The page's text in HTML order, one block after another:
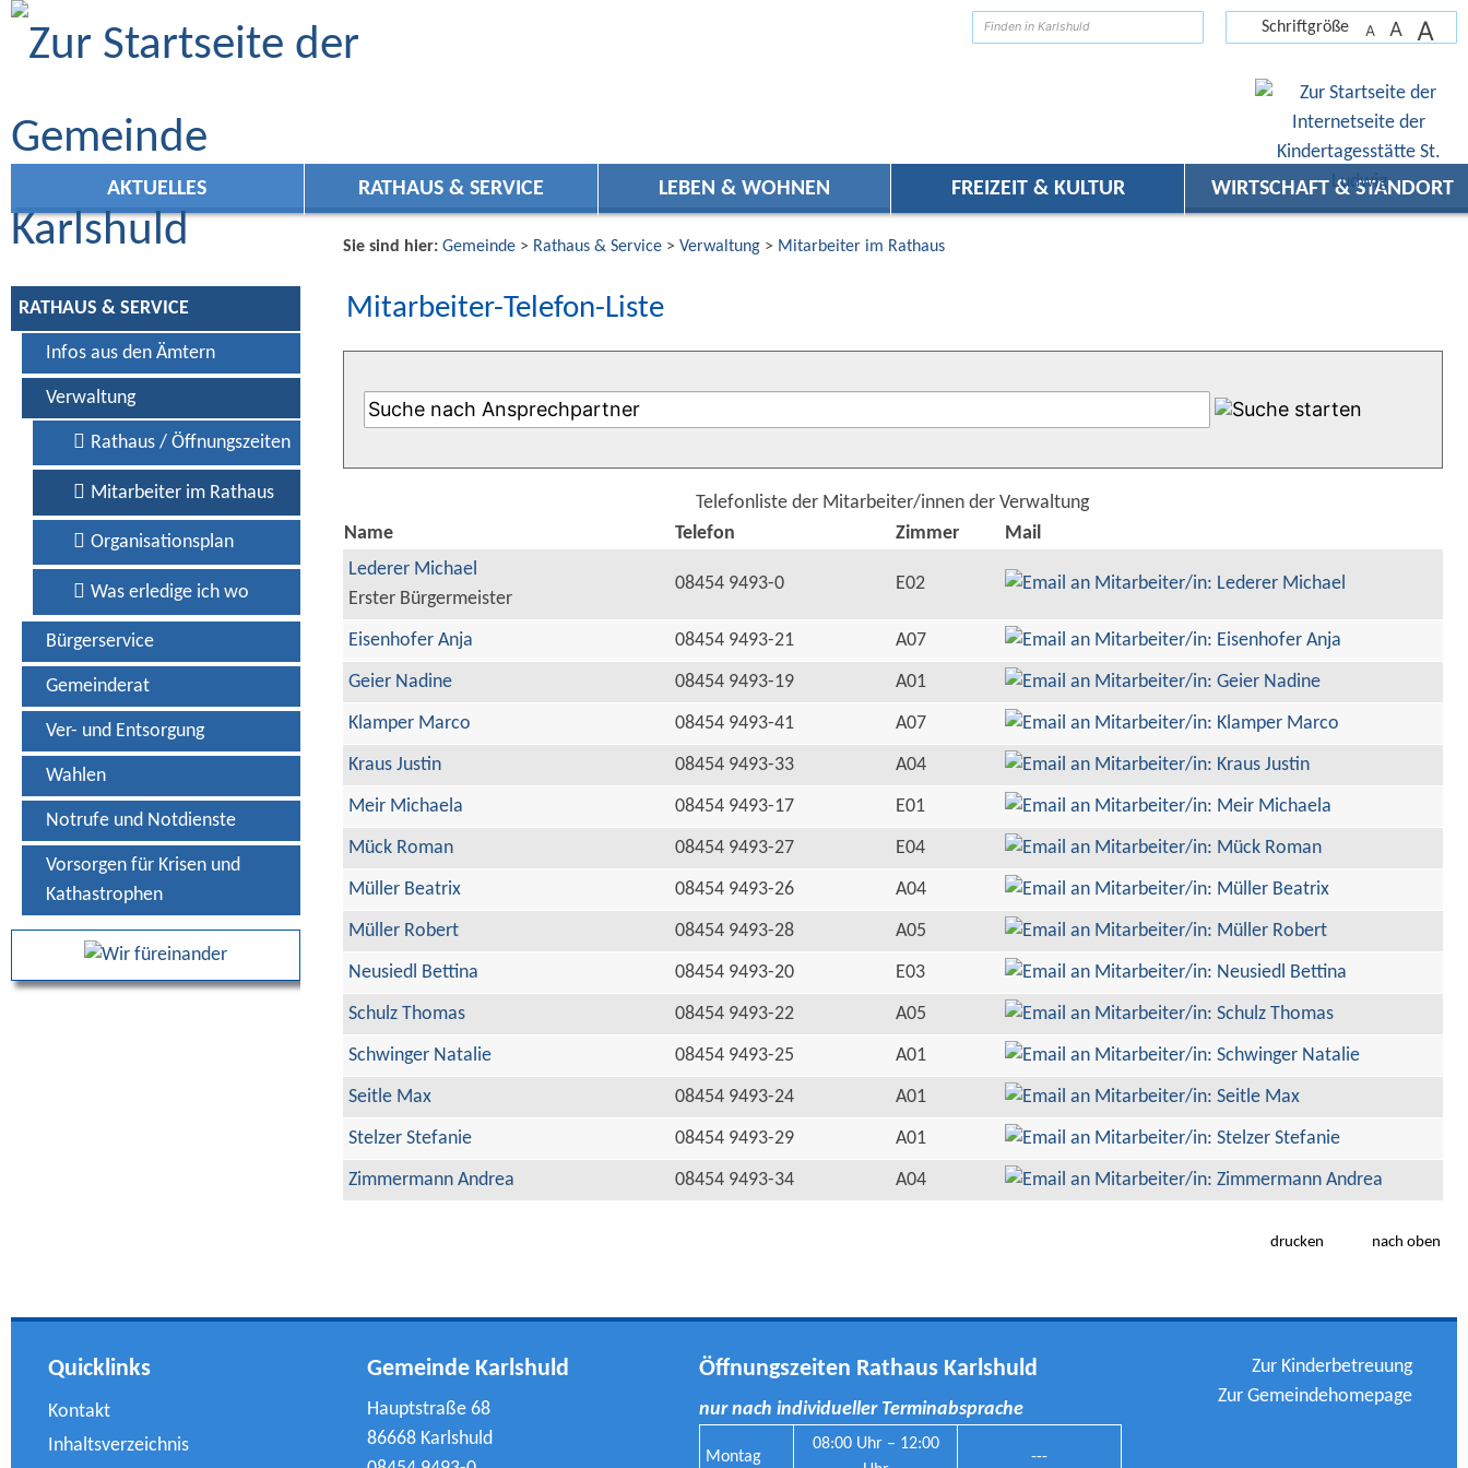
Zum Inhalt
Schriftgröße A A A
AKTUELLES RATHAUS & SERVICE LEBEN & WOHNEN FREIZEIT & KULTUR WIRTSCHAFT & STANDORT
RATHAUS & SERVICE
Infos aus den Ämtern
Verwaltung
Rathaus / Öffnungszeiten
Mitarbeiter im Rathaus
Organisationsplan
Was erledige ich wo
Bürgerservice
Gemeinderat
Ver- und Entsorgung
Wahlen
Notrufe und Notdienste
Vorsorgen für Krisen und
Kathastrophen
Sie sind hier: Gemeinde> Rathaus & Service> Verwaltung> Mitarbeiter im Rathaus
Mitarbeiter-Telefon-Liste
Telefonliste der Mitarbeiter/innen der Verwaltung
Name
Telefon Zimmer
Mail
Lederer Michael
Erster Bürgermeister
08454 9493-0 E02
Eisenhofer Anja 08454 9493-21
A07
Geier Nadine
08454 9493-19
A01
Klamper Marco
08454 9493-41
A07
Kraus Justin
08454 9493-33
A04
Meir Michaela
08454 9493-17
E01
Mück Roman
08454 9493-27
E04
Müller Beatrix
08454 9493-26
A04
Müller Robert
08454 9493-28
A05
Neusiedl Bettina
08454 9493-20
E03
Schulz Thomas
08454 9493-22
A05
Schwinger Natalie
08454 9493-25
A01
Seitle Max
08454 9493-24
A01
Stelzer Stefanie
08454 9493-29
A01
Zimmermann Andrea
08454 9493-34 A04
drucken nach oben
Quicklinks
Kontakt
Inhaltsverzeichnis
Gemeinde Karlshuld
Hauptstraße 68
86668 Karlshuld
Öffnungszeiten Rathaus Karlshuld
nur nach individueller Terminabsprache
Montag
08:00 Uhr – 12:00
---
Zur Kinderbetreuung
Zur Gemeindehomepage